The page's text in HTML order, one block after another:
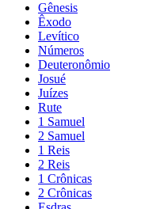
Gênesis
Êxodo
Levítico
Números
Deuteronômio
Josué
Juízes
Rute
1 Samuel
2 Samuel
1 Reis
2 Reis
1 Crônicas
2 Crônicas